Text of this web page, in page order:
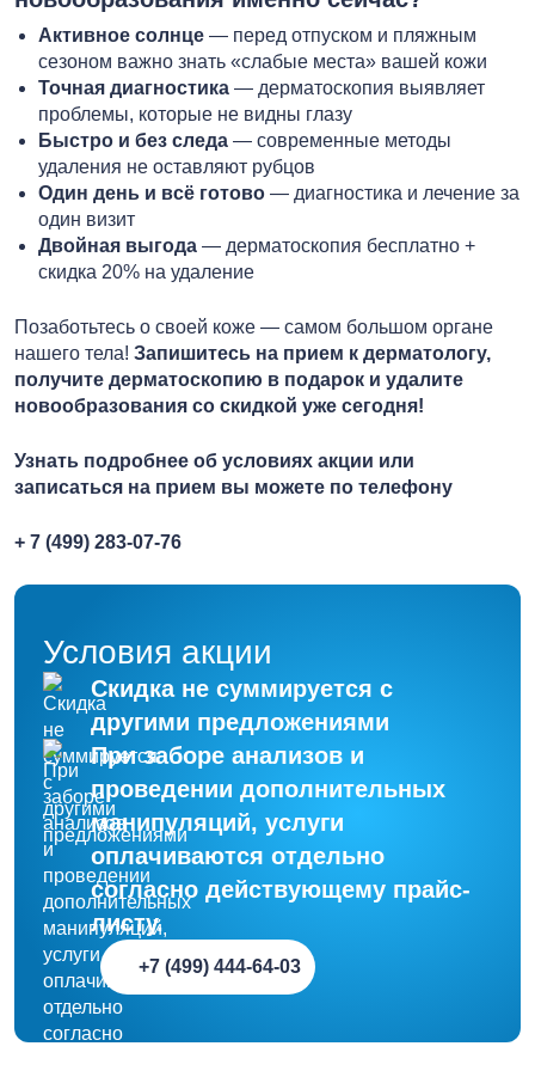
Активное солнце — перед отпуском и пляжным
сезоном важно знать «слабые места» вашей кожи
Точная диагностика — дерматоскопия выявляет
проблемы, которые не видны глазу
Быстро и без следа — современные методы
удаления не оставляют рубцов
Один день и всё готово — диагностика и лечение за
один визит
Двойная выгода — дерматоскопия бесплатно +
скидка 20% на удаление
Позаботьтесь о своей коже — самом большом органе
нашего тела! Запишитесь на прием к дерматологу,
получите дерматоскопию в подарок и удалите
новообразования со скидкой уже сегодня!
Узнать подробнее об условиях акции или
записаться на прием вы можете по телефону
+ 7 (499) 283-07-76
Условия акции
Скидка не суммируется с
другими предложениями
При заборе анализов и
проведении дополнительных
манипуляций, услуги
оплачиваются отдельно
согласно действующему прайс-
листу.
+7 (499) 444-64-03